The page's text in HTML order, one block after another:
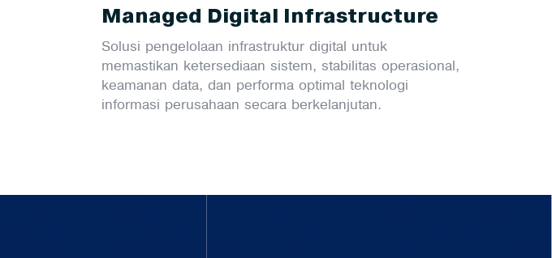
Managed Digital Infrastructure
Solusi pengelolaan infrastruktur digital untuk
memastikan ketersediaan sistem, stabilitas operasional,
keamanan data, dan performa optimal teknologi
informasi perusahaan secara berkelanjutan.